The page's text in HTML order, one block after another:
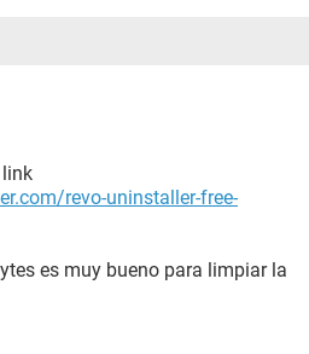
revo-uninstaller-free-
es muy bueno para limpiar la